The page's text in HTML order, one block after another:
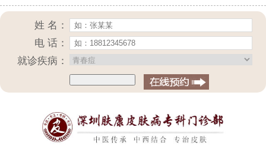
姓 名：
电 话：
就诊疾病：